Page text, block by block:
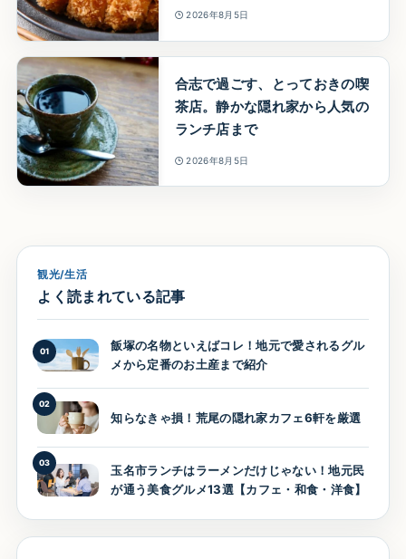
2026年8月5日
合志で過ごす、とっておきの喫
茶店。静かな隠れ家から人気の
ランチ店まで
2026年8月5日
観光/生活
よく読まれている記事
01
飯塚の名物といえばコレ！地元で愛されるグル
メから定番のお土産まで紹介
02
知らなきゃ損！荒尾の隠れ家カフェ6軒を厳選
03
玉名市ランチはラーメンだけじゃない！地元民
が通う美食グルメ13選【カフェ・和食・洋食】